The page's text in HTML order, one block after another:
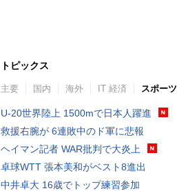
トピックス
主要 国内 海外 IT 経済 スポーツ
U-20世界陸上 1500mで日本人躍進
救援右腕が 6連敗中のド軍に悲報
ヘイマン記者 WAR批判で大炎上
卓球WTT 張本美和がベスト8進出
中井卓大 16歳でトップ練習参加